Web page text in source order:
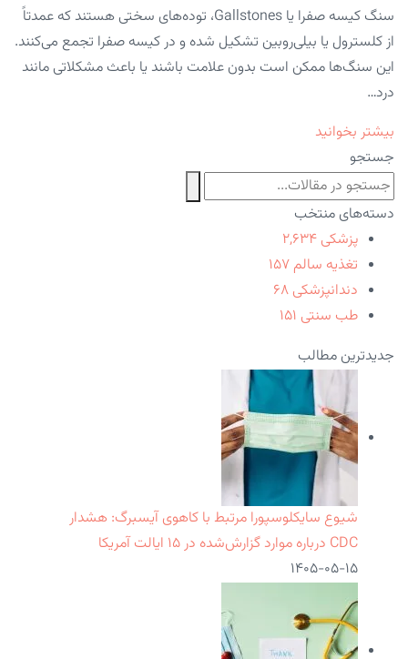
سنگ کیسه صفرا یا Gallstones، توده‌های سختی هستند که عمدتاً
از کلسترول یا بیلی‌روبین تشکیل شده و در کیسه صفرا تجمع می‌کنند.
این سنگ‌ها ممکن است بدون علامت باشند یا باعث مشکلاتی مانند
درد…
بیشتر بخوانید
جستجو
دسته‌های منتخب
پزشکی ۲,۶۳۴
تغذیه سالم ۱۵۷
دندانپزشکی ۶۸
طب سنتی ۱۵۱
جدیدترین مطالب
شیوع سایکلوسپورا مرتبط با کاهوی آیسبرگ: هشدار
CDC درباره موارد گزارش‌شده در ۱۵ ایالت آمریکا
۱۴۰۵-۰۵-۱۵